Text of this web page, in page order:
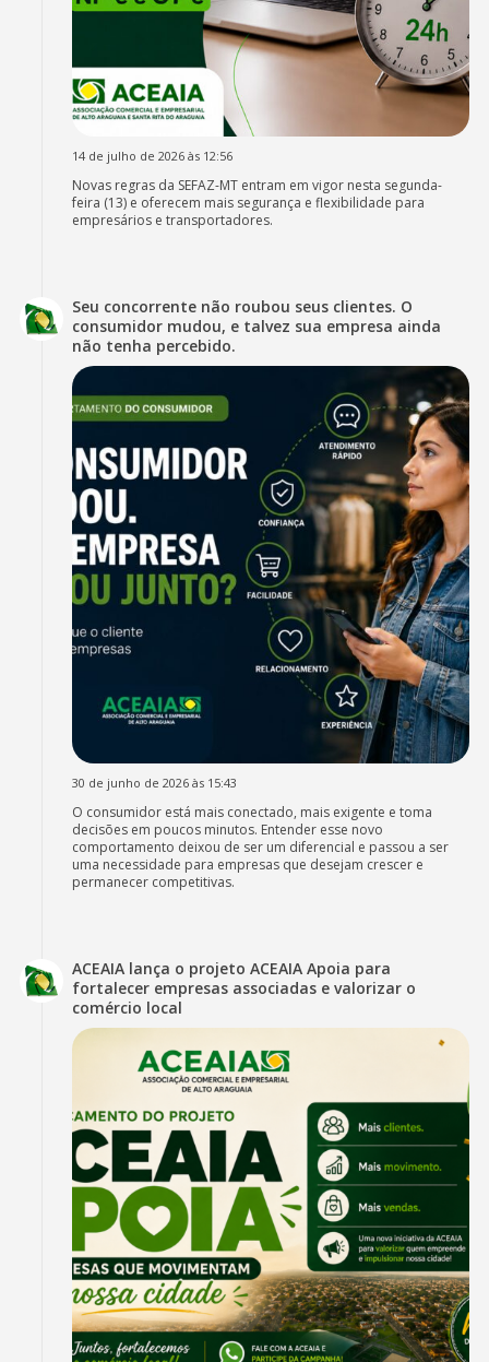
14 de julho de 2026 às 12:56
Novas regras da SEFAZ-MT entram em vigor nesta segunda-
feira (13) e oferecem mais segurança e flexibilidade para
empresários e transportadores.
Seu concorrente não roubou seus clientes. O
consumidor mudou, e talvez sua empresa ainda
não tenha percebido.
30 de junho de 2026 às 15:43
O consumidor está mais conectado, mais exigente e toma
decisões em poucos minutos. Entender esse novo
comportamento deixou de ser um diferencial e passou a ser
uma necessidade para empresas que desejam crescer e
permanecer competitivas.
ACEAIA lança o projeto ACEAIA Apoia para
fortalecer empresas associadas e valorizar o
comércio local